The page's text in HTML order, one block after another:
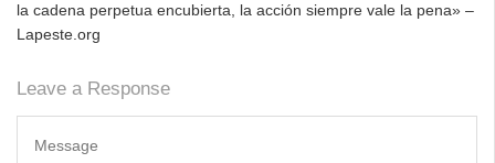
la cadena perpetua encubierta, la acción siempre vale la pena» –
Lapeste.org
Leave a Response